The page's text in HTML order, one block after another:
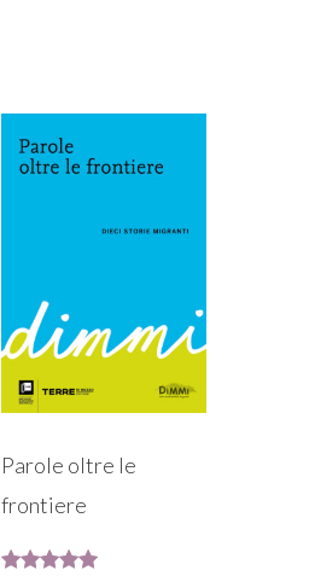
Parole oltre le
frontiere